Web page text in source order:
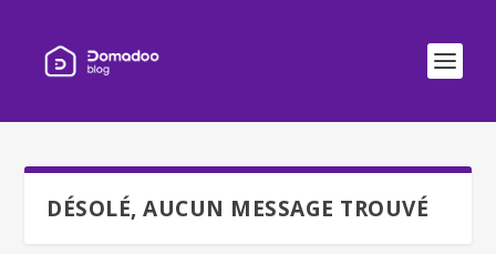
DÉSOLÉ, AUCUN MESSAGE TROUVÉ